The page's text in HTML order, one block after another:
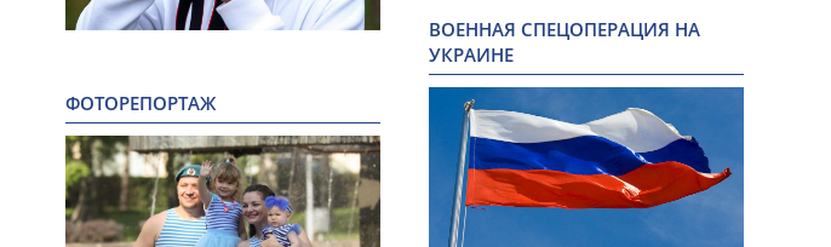
ФОТОРЕПОРТАЖ
ВОЕННАЯ СПЕЦОПЕРАЦИЯ НА
УКРАИНЕ